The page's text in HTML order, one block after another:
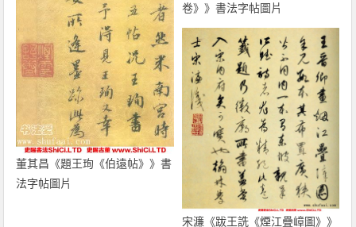
董其昌《題王珣《伯遠帖》》書
法字帖圖片
卷》》書法字帖圖片
宋濂《跋王詵《煙江疊嶂圖》》